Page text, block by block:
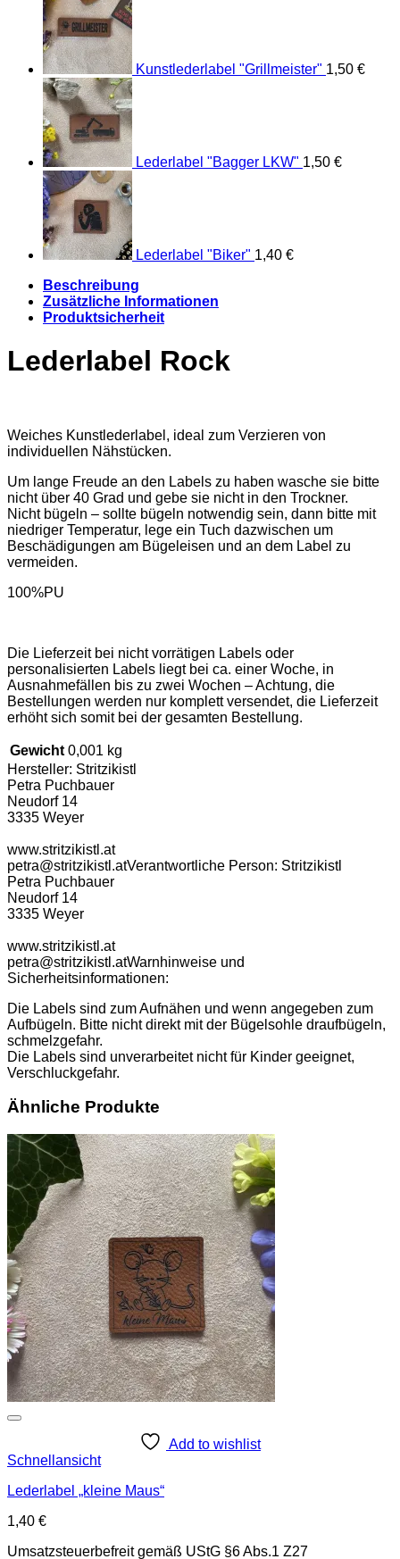
Kunstlederlabel "Grillmeister" 1,50 €
Lederlabel "Bagger LKW" 1,50 €
Lederlabel "Biker" 1,40 €
Beschreibung
Zusätzliche Informationen
Produktsicherheit
Lederlabel Rock
Weiches Kunstlederlabel, ideal zum Verzieren von
individuellen Nähstücken.
Um lange Freude an den Labels zu haben wasche sie bitte
nicht über 40 Grad und gebe sie nicht in den Trockner.
Nicht bügeln – sollte bügeln notwendig sein, dann bitte mit
niedriger Temperatur, lege ein Tuch dazwischen um
Beschädigungen am Bügeleisen und an dem Label zu
vermeiden.
100%PU
Die Lieferzeit bei nicht vorrätigen Labels oder
personalisierten Labels liegt bei ca. einer Woche, in
Ausnahmefällen bis zu zwei Wochen – Achtung, die
Bestellungen werden nur komplett versendet, die Lieferzeit
erhöht sich somit bei der gesamten Bestellung.
Gewicht 0,001 kg
Hersteller: Stritzikistl
Petra Puchbauer
Neudorf 14
3335 Weyer
www.stritzikistl.at
petra@stritzikistl.atVerantwortliche Person: Stritzikistl
Petra Puchbauer
Neudorf 14
3335 Weyer
www.stritzikistl.at
petra@stritzikistl.atWarnhinweise und
Sicherheitsinformationen:
Die Labels sind zum Aufnähen und wenn angegeben zum
Aufbügeln. Bitte nicht direkt mit der Bügelsohle draufbügeln,
schmelzgefahr.
Die Labels sind unverarbeitet nicht für Kinder geeignet,
Verschluckgefahr.
Ähnliche Produkte
Add to wishlist
Schnellansicht
Lederlabel „kleine Maus“
1,40 €
Umsatzsteuerbefreit gemäß UStG §6 Abs.1 Z27